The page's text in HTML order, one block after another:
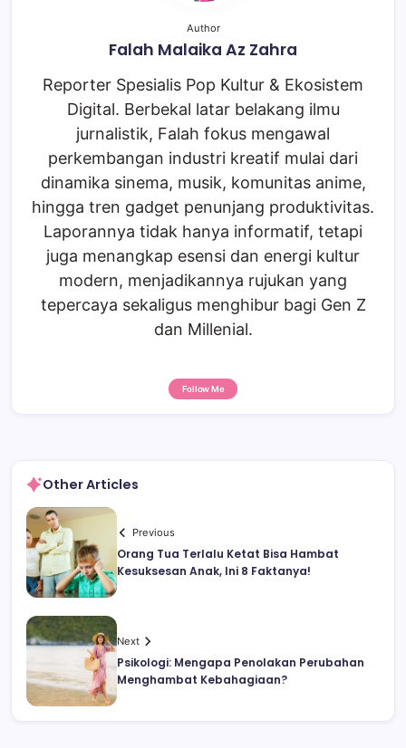
Author
Falah Malaika Az Zahra
Reporter Spesialis Pop Kultur & Ekosistem
Digital. Berbekal latar belakang ilmu
jurnalistik, Falah fokus mengawal
perkembangan industri kreatif mulai dari
dinamika sinema, musik, komunitas anime,
hingga tren gadget penunjang produktivitas.
Laporannya tidak hanya informatif, tetapi
juga menangkap esensi dan energi kultur
modern, menjadikannya rujukan yang
tepercaya sekaligus menghibur bagi Gen Z
dan Millenial.
Follow Me
Other Articles
Previous
Orang Tua Terlalu Ketat Bisa Hambat
Kesuksesan Anak, Ini 8 Faktanya!
Next
Psikologi: Mengapa Penolakan Perubahan
Menghambat Kebahagiaan?